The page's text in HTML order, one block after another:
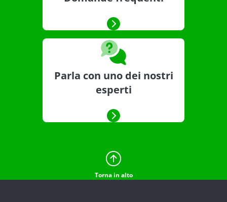
Parla con uno dei nostri
esperti
Torna in alto